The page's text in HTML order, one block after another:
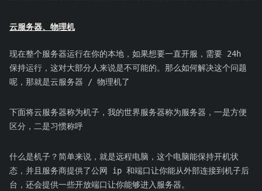
云服务器、物理机
现在整个服务器运行在你的本地，如果想要一直开服，需要 24h
保持运行，这对大部分人来说是不可能的。那么如何解决这个问题
呢，那就是云服务器 / 物理机了
下面将云服务器称为机子，我的世界服务器称为服务器，一是方便
区分，二是习惯称呼
什么是机子？简单来说，就是远程电脑，这个电脑能保持开机状
态，并且服务商提供了公网 ip 和端口让你能从外部连接到机子后
台，还会提供一些开放端口让你能够进入服务器。